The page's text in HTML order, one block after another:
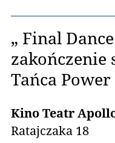
„ Final
zakończenie
Tańca Power
Kino Teatr
Ratajczaka 18